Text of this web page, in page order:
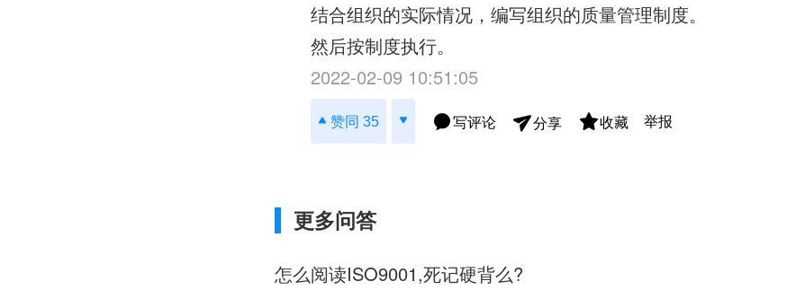
结合组织的实际情况，编写组织的质量管理制度。
然后按制度执行。
2022-02-09 10:51:05
赞同 35 写评论 分享 收藏 举报
更多问答
怎么阅读ISO9001,死记硬背么?